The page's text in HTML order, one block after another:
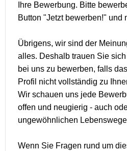
Ihre Bewerbung. Bitte
Button "Jetzt bewerben!" und
Übrigens, wir sind der
alles. Deshalb trauen Sie
bei uns zu bewerben, falls
Profil nicht vollständig zu
Wir schauen uns jede
offen und neugierig - auch
ungewöhnlichen
Wenn Sie Fragen rund um